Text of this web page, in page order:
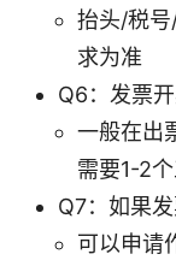
抬头/税
求为准
Q6：发票
一般在出
需要1-2
Q7：如果
可以申请